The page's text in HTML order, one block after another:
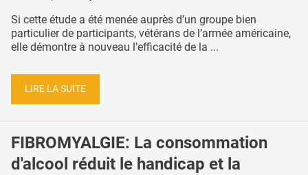
Si cette étude a été menée auprès d’un groupe bien
particulier de participants, vétérans de l’armée américaine,
elle démontre à nouveau l’efficacité de la ...
LIRE LA SUITE
FIBROMYALGIE: La consommation
d'alcool réduit le handicap et la